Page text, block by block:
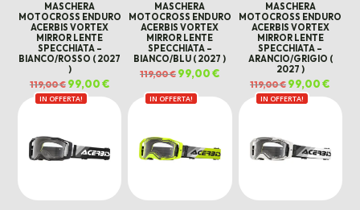
MASCHERA
MOTOCROSS ENDURO
ACERBIS VORTEX
MIRROR LENTE
SPECCHIATA –
BIANCO/ROSSO ( 2027
)
119,00€ Il
prezzo
originale
era:
99,00€Il
prezzo
attuale
è:
99,00 €.
MASCHERA
MOTOCROSS ENDURO
ACERBIS VORTEX
MIRROR LENTE
SPECCHIATA –
BIANCO/BLU ( 2027 )
119,00€ Il
prezzo
era:
119,00 €.
99,00€Il
prezzo
attuale
è:
99,00 €.
MASCHERA
MOTOCROSS ENDURO
ACERBIS VORTEX
MIRROR LENTE
SPECCHIATA –
ARANCIO/GRIGIO (
2027 )
119,00€ Il
prezzo
originale
era:
99,00€
è:
99,00
IN OFFERTA! IN OFFERTA! IN OFFERTA!